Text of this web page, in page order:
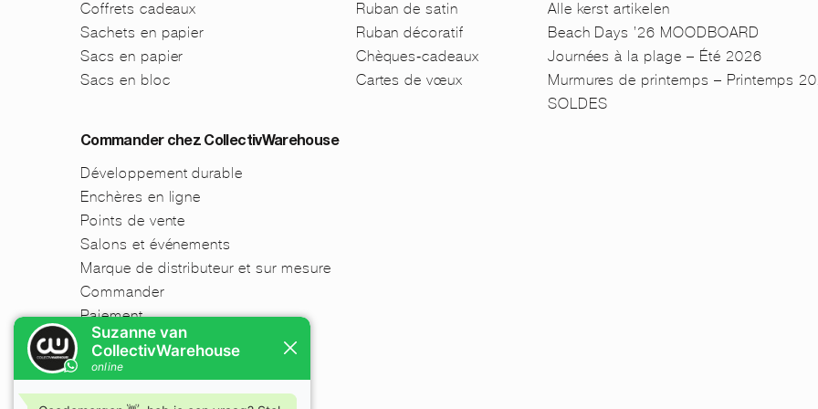
Coffrets cadeaux
Sachets en papier
Sacs en papier
Sacs en bloc
Ruban de satin
Ruban décoratif
Chèques-cadeaux
Cartes de vœux
Alle kerst artikelen
Beach Days ’26 MOODBOARD
Journées à la plage – Été 2026
Murmures de printemps – Printemps
SOLDES
Commander chez CollectivWarehouse
Développement durable
Enchères en ligne
Points de vente
Salons et événements
Marque de distributeur et sur mesure
Commander
Paiement
Envoyer
Retours